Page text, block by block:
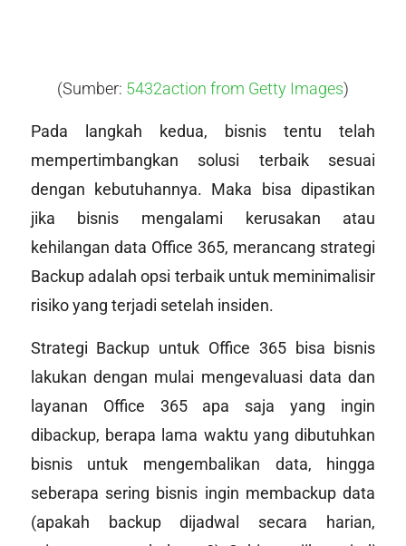
(Sumber: 5432action from Getty Images)
Pada langkah kedua, bisnis tentu telah
mempertimbangkan solusi terbaik sesuai
dengan kebutuhannya. Maka bisa dipastikan
jika bisnis mengalami kerusakan atau
kehilangan data Office 365, merancang strategi
Backup adalah opsi terbaik untuk meminimalisir
risiko yang terjadi setelah insiden.
Strategi Backup untuk Office 365 bisa bisnis
lakukan dengan mulai mengevaluasi data dan
layanan Office 365 apa saja yang ingin
dibackup, berapa lama waktu yang dibutuhkan
bisnis untuk mengembalikan data, hingga
seberapa sering bisnis ingin membackup data
(apakah backup dijadwal secara harian,